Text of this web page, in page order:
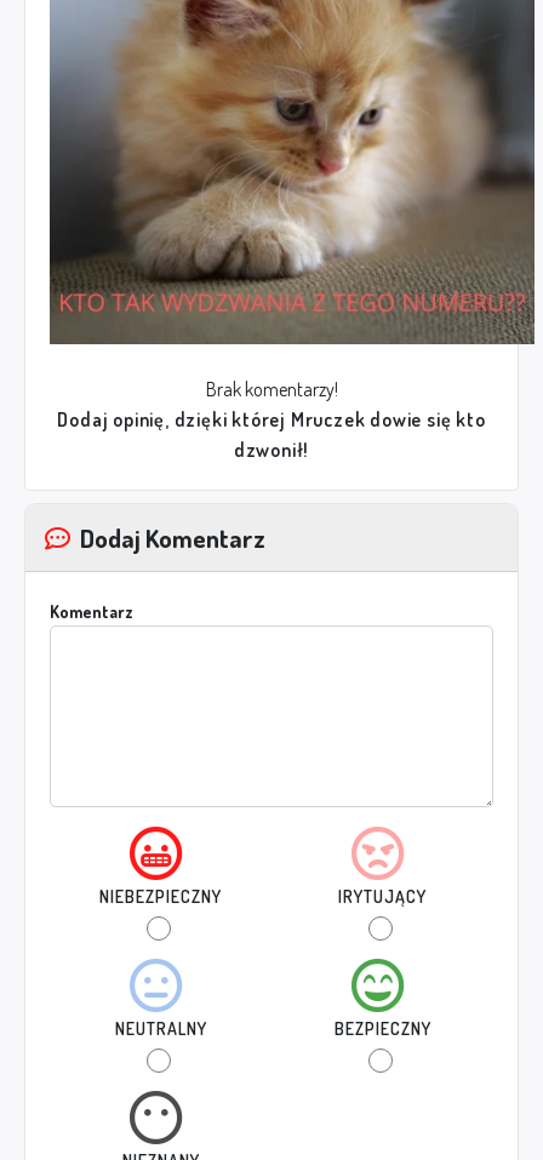
Brak komentarzy!
Dodaj opinię, dzięki której Mruczek dowie się kto
dzwonił!
Dodaj Komentarz
Komentarz
NIEBEZPIECZNY IRYTUJĄCY
NEUTRALNY BEZPIECZNY